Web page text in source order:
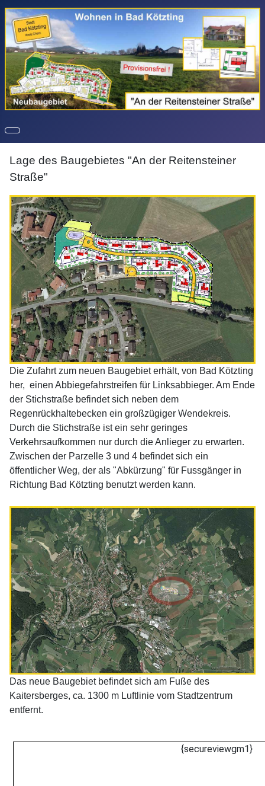
Lage des Baugebietes "An der Reitensteiner
Straße"
Die Zufahrt zum neuen Baugebiet erhält, von Bad Kötzting
her, einen Abbiegefahrstreifen für Linksabbieger. Am Ende
der Stichstraße befindet sich neben dem
Regenrückhaltebecken ein großzügiger Wendekreis.
Durch die Stichstraße ist ein sehr geringes
Verkehrsaufkommen nur durch die Anlieger zu erwarten.
Zwischen der Parzelle 3 und 4 befindet sich ein
öffentlicher Weg, der als "Abkürzung" für Fussgänger in
Richtung Bad Kötzting benutzt werden kann.
Das neue Baugebiet befindet sich am Fuße des
Kaitersberges, ca. 1300 m Luftlinie vom Stadtzentrum
entfernt.
{secureviewgm1}